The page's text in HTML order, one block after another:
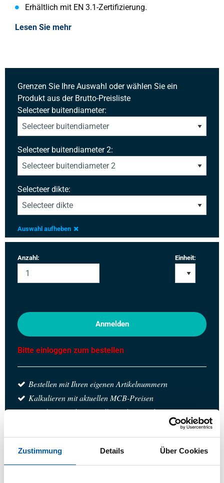
Zustimmung Details Über Cookies
Erhältlich mit EN 3.1-Zertifizierung.
Lesen Sie mehr
Grenzen Sie Ihre Auswahl oder wählen Sie ein
Produkt aus der Brutto-Preisliste
Selecteer buitendiameter:
Selecteer buitendiameter 2:
Selecteer dikte:
Auswahl aufheben
Anzahl: Einheit:
Anmelden
Bitte einloggen zum bestellen
Bestellen mit Ihren eigenen Artikelnummern
Kalkulieren mit aktuellen MCB-Preisen
Verfolgen Sie Ihre Bestellung über Track&Trace